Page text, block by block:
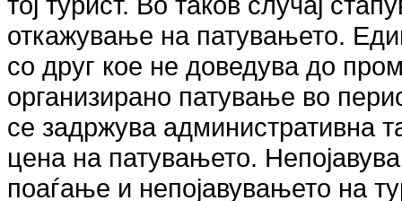
откажување на патувањето.
со друг кое не доведува до
организирано патување во
се задржува административна
цена на патувањето.
поаѓање и непојавувањето на